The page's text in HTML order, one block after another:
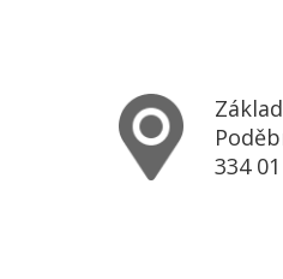
334